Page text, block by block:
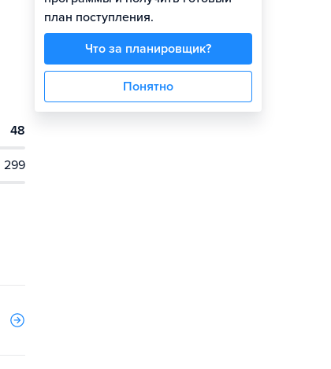
48
299
план поступления.
Что за планировщик?
Понятно